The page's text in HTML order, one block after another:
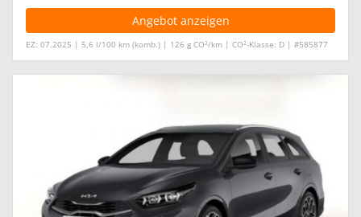
Angebot anzeigen
EZ: 07.2025 | 5,6 l/100 km (komb.) | 126 g CO2/km | CO2-Klasse: D | #585877